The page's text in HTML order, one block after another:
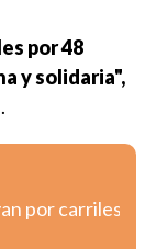
por 48
y solidaria",
por carriles